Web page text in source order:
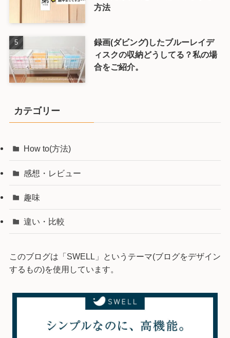
方法
録画(ダビング)したブルーレイデ
ィスクの収納どうしてる？私の場
合をご紹介。
カテゴリー
How to(方法)
感想・レビュー
趣味
違い・比較
このブログは「SWELL」というテーマ(ブログをデザイン
するもの)を使用しています。